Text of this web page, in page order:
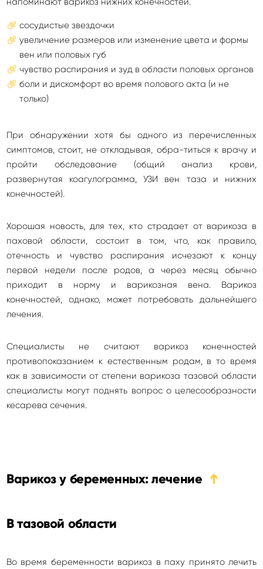
сосудистые звездочки
увеличение размеров или изменение цвета и формы
вен или половых губ
чувство распирания и зуд в области половых органов
боли и дискомфорт во время полового акта (и не
только)
При обнаружении хотя бы одного из перечисленных
симптомов, стоит, не откладывая, обра-титься к врачу и
пройти обследование (общий анализ крови,
развернутая коагулограмма, УЗИ вен таза и нижних
конечностей).
Хорошая новость, для тех, кто страдает от варикоза в
паховой области, состоит в том, что, как правило,
отечность и чувство распирания исчезают к концу
первой недели после родов, а через месяц обычно
приходит в норму и варикозная вена. Варикоз
конечностей, однако, может потребовать дальнейшего
лечения.
Специалисты не считают варикоз конечностей
противопоказанием к естественным родам, в то время
как в зависимости от степени варикоза тазовой области
специалисты могут поднять вопрос о целесообразности
кесарева сечения.
Варикоз у беременных: лечение ➔
В тазовой области
Во время беременности варикоз в паху принято лечить